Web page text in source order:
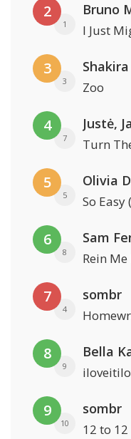
2
1
Bruno
I Just
3
3
Shakira
Zoo
4
7
Justė,
Turn
5
5
Olivia
So Easy
6
8
Sam
Rein Me
7
4
sombr
8
9
Bella
9
10
sombr
12 to 12